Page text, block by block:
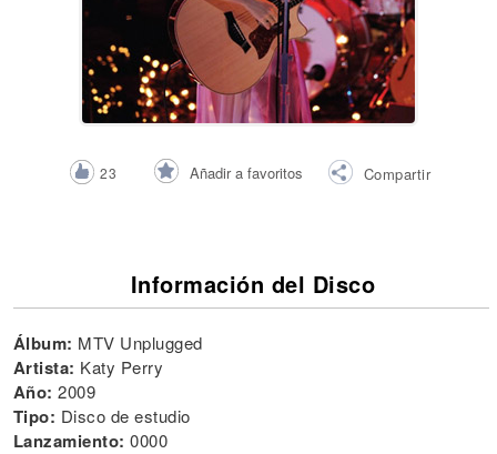
23 Añadir a favoritos Compartir
Información del Disco
Álbum: MTV Unplugged
Artista: Katy Perry
Año: 2009
Tipo: Disco de estudio
Lanzamiento: 0000